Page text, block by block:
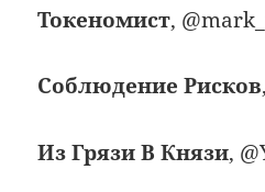
Токеномист,
Соблюдение Рисков
Из Грязи В Князи,